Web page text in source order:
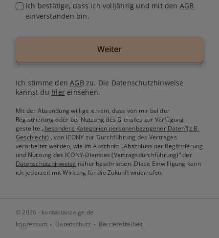
Ich bestätige, dass ich volljährig und mit den AGB
einverstanden bin.
Weiter
Ich stimme denAGB zu. Die Datenschutzhinweise
kannst du hiereinsehen.
Mit der Absendung willige ich ein, dass von mir bei der
Registrierung oder bei Nutzung des Dienstes zur Verfügung
gestellte„besondere Kategorien personenbezogener Daten“(z.B.
Geschlecht) , von ICONY zur Durchführung des Vertrages
verarbeitet werden, wie im Abschnitt „Abschluss der Registrierung
und Nutzung des ICONY-Dienstes (Vertragsdurchführung)“ der
Datenschutzhinweise näher beschrieben. Diese Einwilligung kann
ich jederzeit mit Wirkung für die Zukunft widerrufen.
© 2026 - kontaktanzeige.de
Impressum
Datenschutz Barrierefreiheit